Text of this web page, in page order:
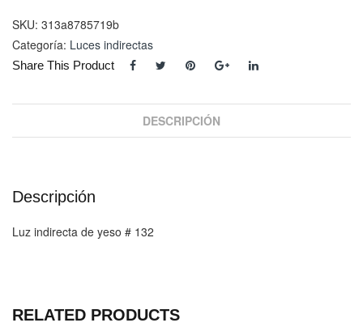
132
cantidad
SKU: 313a8785719b
Categoría: Luces indirectas
Share This Product
DESCRIPCIÓN
Descripción
Luz indirecta de yeso # 132
RELATED PRODUCTS